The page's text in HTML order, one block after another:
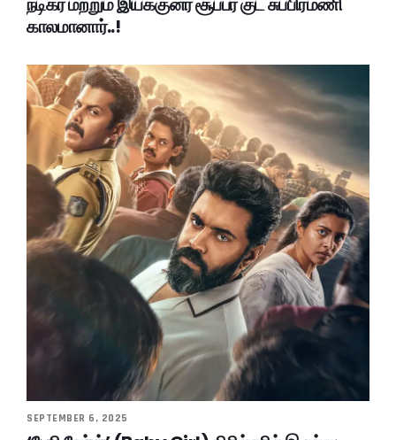
காலமானார்..!
SEPTEMBER 6, 2025